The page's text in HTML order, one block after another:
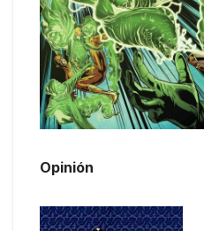
Opinión